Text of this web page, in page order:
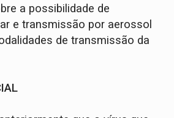
a possibilidade de
e transmissão por aerossol
de transmissão da